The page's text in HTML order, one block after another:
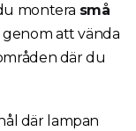
montera små
att vända
där du
där lampan